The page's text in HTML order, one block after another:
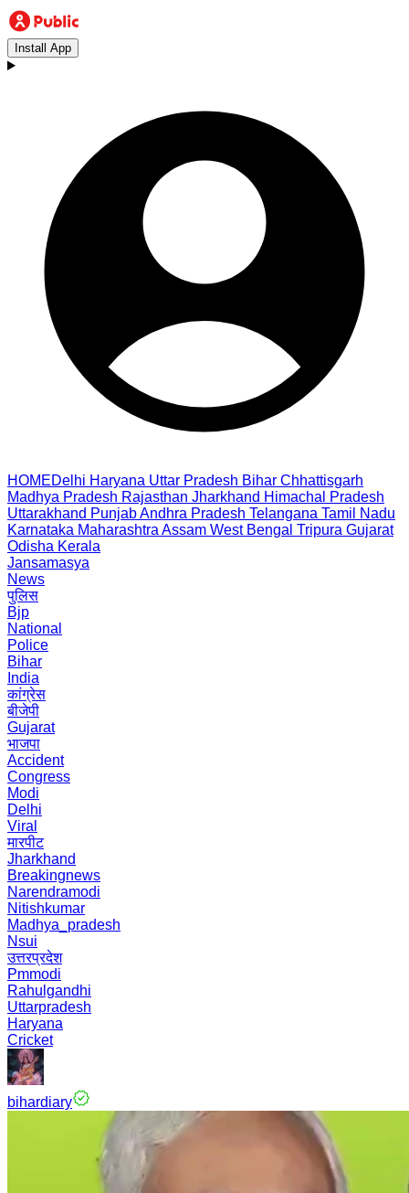
Install App
HOMEDelhi Haryana Uttar Pradesh Bihar Chhattisgarh
Madhya Pradesh Rajasthan Jharkhand Himachal Pradesh
Uttarakhand PunjabAndhra Pradesh Telangana Tamil Nadu
Karnataka Maharashtra Assam West Bengal Tripura Gujarat
Odisha Kerala
Jansamasya
News
पुलिस
Bjp
National
Police
Bihar
India
कांग्रेस
बीजेपी
Gujarat
भाजपा
Accident
Congress
Modi
Delhi
Viral
मारपीट
Jharkhand
Breakingnews
Narendramodi
Nitishkumar
Madhya_pradesh
Nsui
उत्तरप्रदेश
Pmmodi
Rahulgandhi
Uttarpradesh
Haryana
Cricket
bihardiary